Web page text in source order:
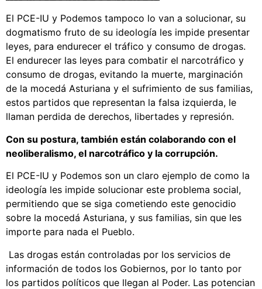
El PCE-IU y Podemos tampoco lo van a solucionar, su
dogmatismo fruto de su ideología les impide presentar
leyes, para endurecer el tráfico y consumo de drogas.
El endurecer las leyes para combatir el narcotráfico y
consumo de drogas, evitando la muerte, marginación
de la mocedá Asturiana y el sufrimiento de sus familias,
estos partidos que representan la falsa izquierda, le
llaman perdida de derechos, libertades y represión.
Con su postura, también están colaborando con el
neoliberalismo, el narcotráfico y la corrupción.
El PCE-IU y Podemos son un claro ejemplo de como la
ideología les impide solucionar este problema social,
permitiendo que se siga cometiendo este genocidio
sobre la mocedá Asturiana, y sus familias, sin que les
importe para nada el Pueblo.
Las drogas están controladas por los servicios de
información de todos los Gobiernos, por lo tanto por
los partidos políticos que llegan al Poder. Las potencian